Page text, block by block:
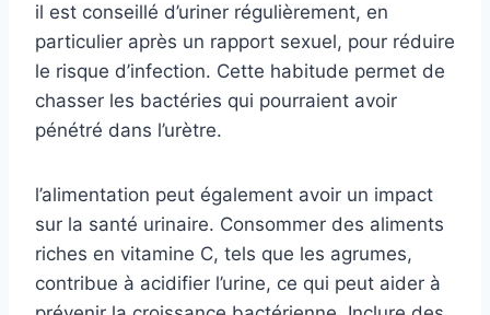
il est conseillé d’uriner régulièrement, en
particulier après un rapport sexuel, pour réduire
le risque d’infection. Cette habitude permet de
chasser les bactéries qui pourraient avoir
pénétré dans l’urètre.
l’alimentation peut également avoir un impact
sur la santé urinaire. Consommer des aliments
riches en vitamine C, tels que les agrumes,
contribue à acidifier l’urine, ce qui peut aider à